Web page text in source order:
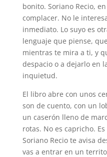
bonito. Soriano Recio,
complacer. No le
inmediato. Lo suyo es
lenguaje que piense,
mientras te mira a ti, y
despacio o a dejarlo en
inquietud.
El libro abre con unos
son de cuento, con un
un caserón lleno de
rotas. No es capricho.
Soriano Recio te avisa
vas a entrar en un